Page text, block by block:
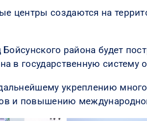
центры создаются на
Бойсунского района будет
в государственную систему
укреплению
и повышению